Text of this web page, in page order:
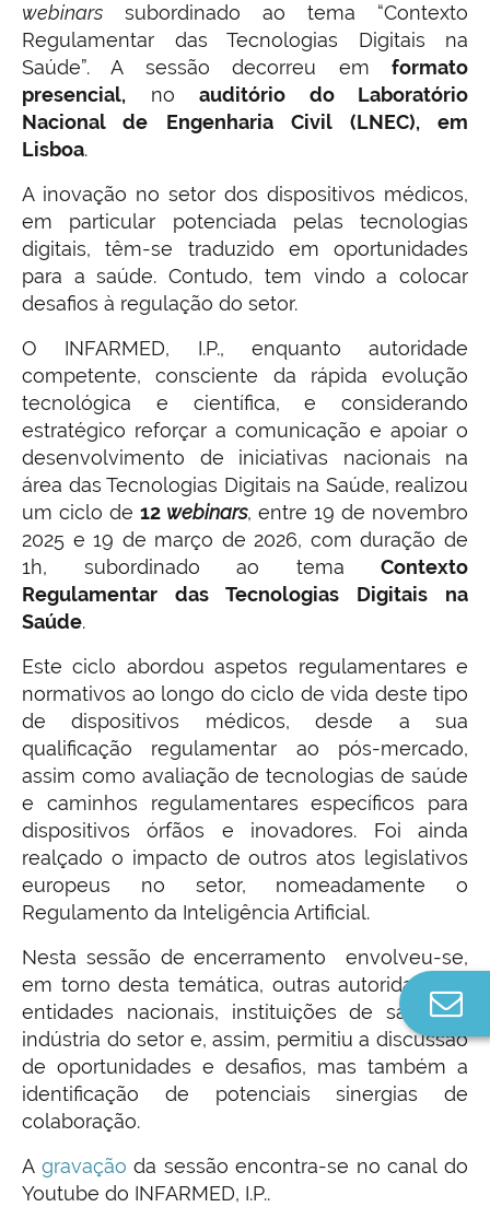
webinars subordinado ao tema “Contexto
Regulamentar das Tecnologias Digitais na
Saúde”. A sessão decorreu em formato
presencial, no auditório do Laboratório
Nacional de Engenharia Civil (LNEC), em
Lisboa.
A inovação no setor dos dispositivos médicos,
em particular potenciada pelas tecnologias
digitais, têm-se traduzido em oportunidades
para a saúde. Contudo, tem vindo a colocar
desafios à regulação do setor.
O INFARMED, I.P., enquanto autoridade
competente, consciente da rápida evolução
tecnológica e científica, e considerando
estratégico reforçar a comunicação e apoiar o
desenvolvimento de iniciativas nacionais na
área das Tecnologias Digitais na Saúde, realizou
um ciclo de 12 webinars, entre 19 de novembro
2025 e 19 de março de 2026, com duração de
1h, subordinado ao tema Contexto
Regulamentar das Tecnologias Digitais na
Saúde.
Este ciclo abordou aspetos regulamentares e
normativos ao longo do ciclo de vida deste tipo
de dispositivos médicos, desde a sua
qualificação regulamentar ao pós-mercado,
assim como avaliação de tecnologias de saúde
e caminhos regulamentares específicos para
dispositivos órfãos e inovadores. Foi ainda
realçado o impacto de outros atos legislativos
europeus no setor, nomeadamente o
Regulamento da Inteligência Artificial.
Nesta sessão de encerramento envolveu-se,
em torno desta temática, outras autoridades e
entidades nacionais, instituições de saúde e
indústria do setor e, assim, permitiu a discussão
de oportunidades e desafios, mas também a
identificação de potenciais sinergias de
colaboração.
A gravação da sessão encontra-se no canal do
Youtube do INFARMED, I.P..